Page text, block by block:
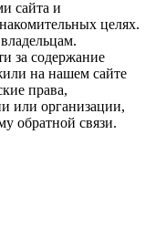
сайта и
целях.
за содержание
на нашем сайте
права,
или организации,
обратной связи.